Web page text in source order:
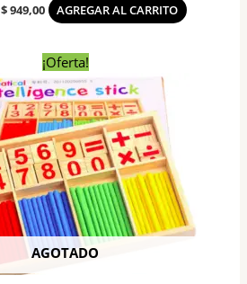
$949,00 AGREGAR AL CARRITO
¡Oferta!
AGOTADO
precio
original
era:
$ 495,00.
El
precio
actual
es:
$ 450,00.